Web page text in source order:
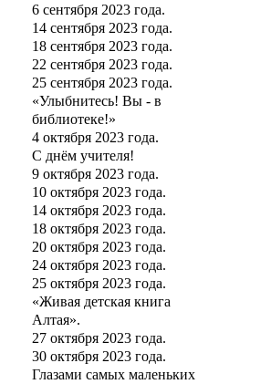
6 сентября 2023 года.
14 сентября 2023 года.
18 сентября 2023 года.
22 сентября 2023 года.
25 сентября 2023 года.
«Улыбнитесь! Вы - в
библиотеке!»
4 октября 2023 года.
С днём учителя!
9 октября 2023 года.
10 октября 2023 года.
14 октября 2023 года.
18 октября 2023 года.
20 октября 2023 года.
24 октября 2023 года.
25 октября 2023 года.
«Живая детская книга
Алтая».
27 октября 2023 года.
30 октября 2023 года.
Глазами самых маленьких